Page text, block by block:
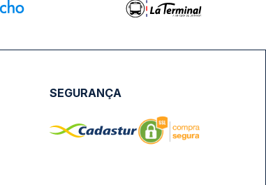
SEGURANÇA